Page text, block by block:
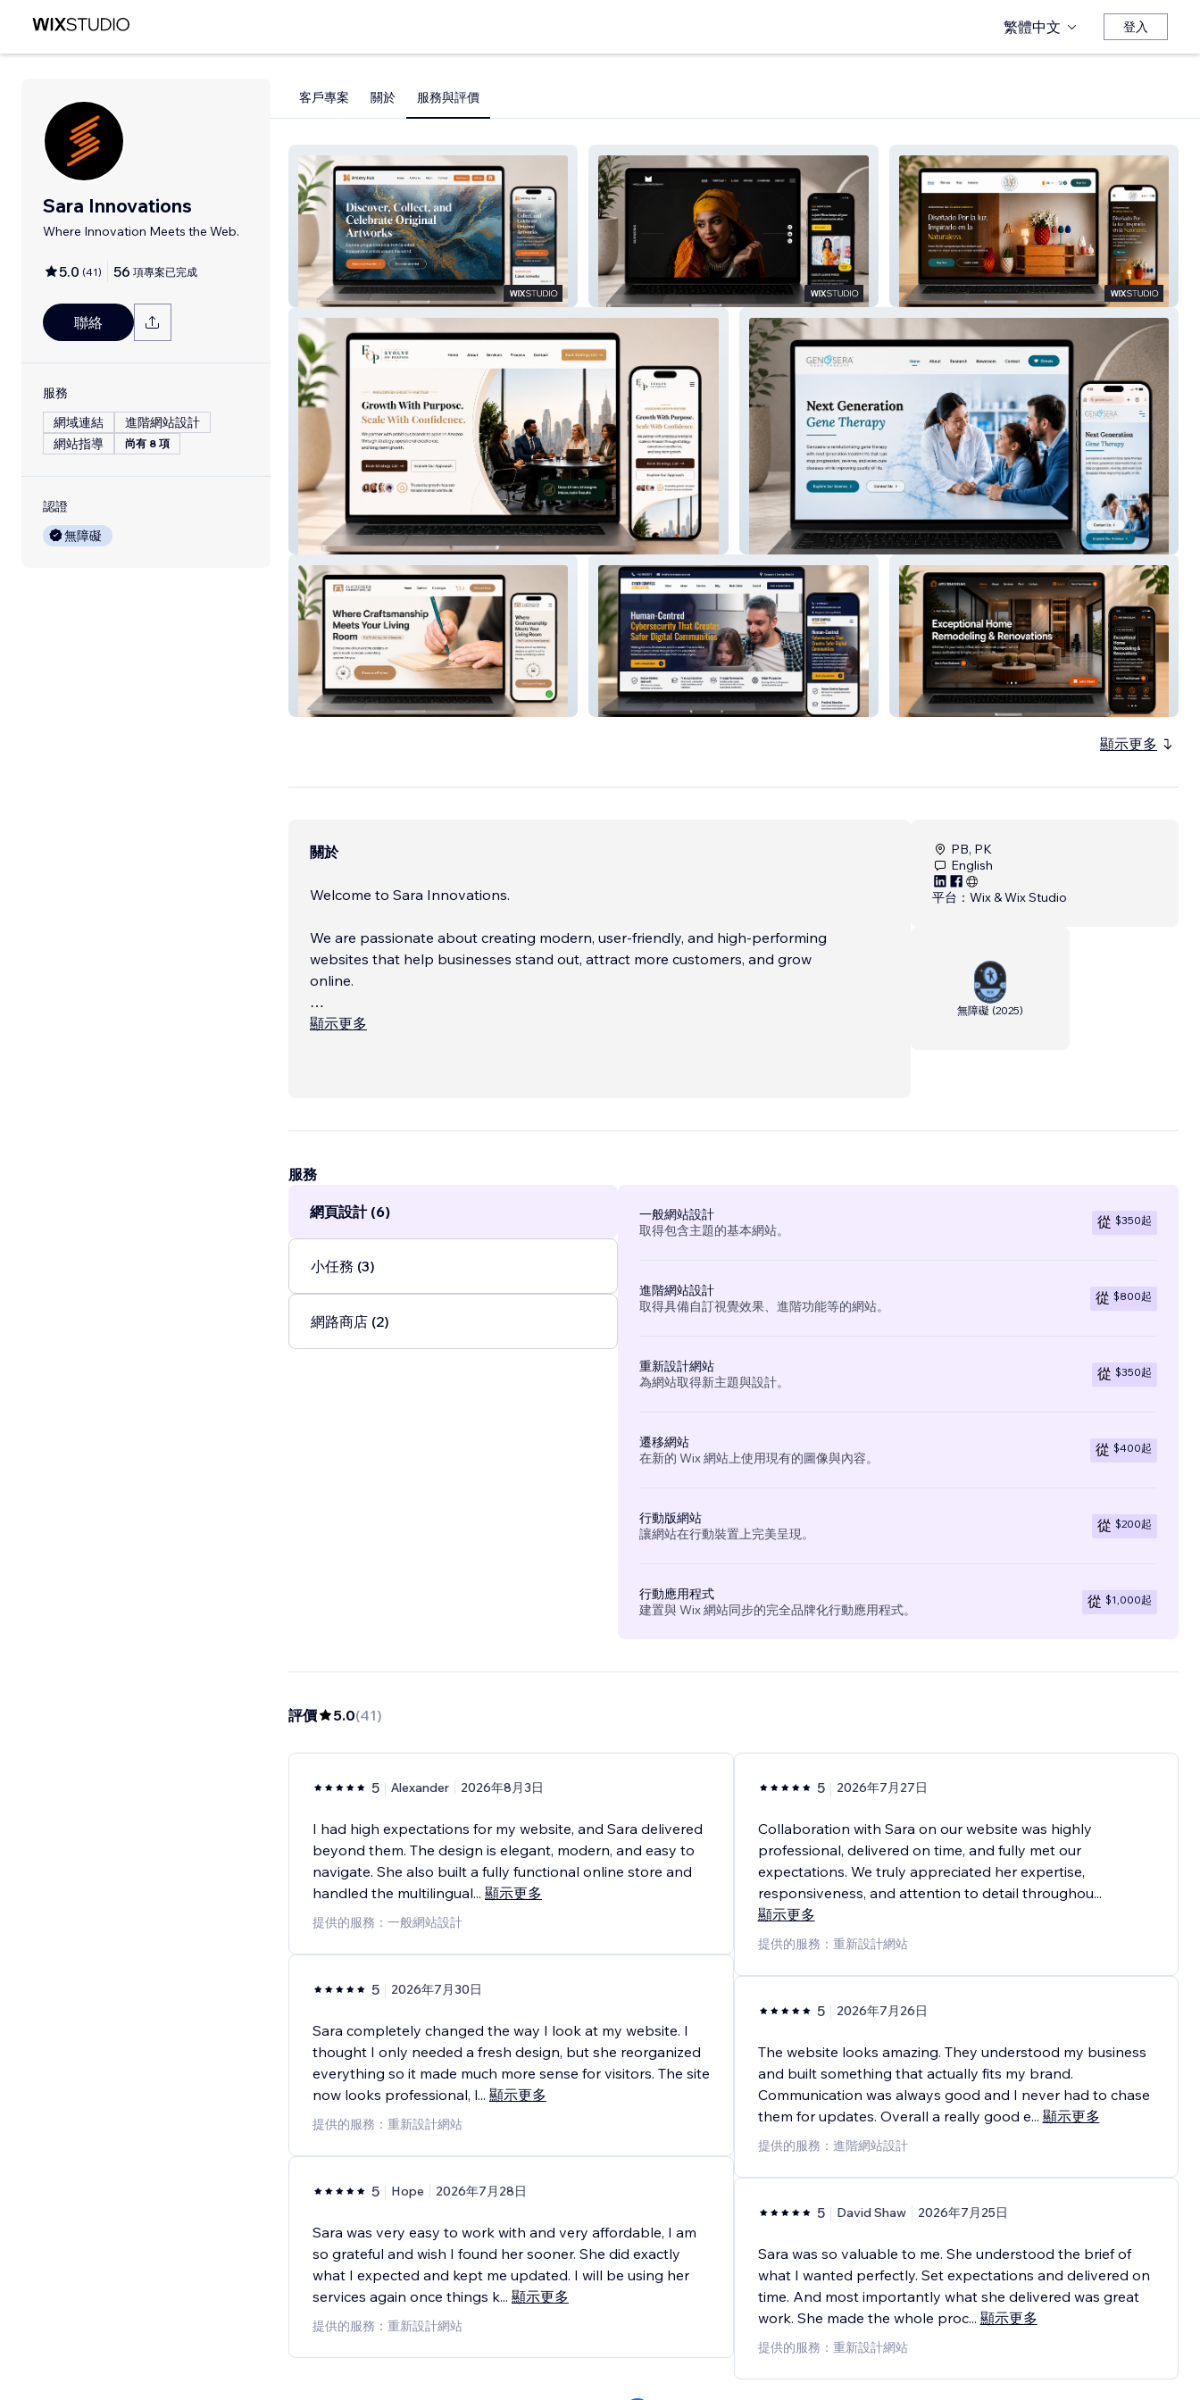
繁體中文 登入
Sara Innovations
Where Innovation Meets the Web.
5.0 (41) 56 項專案已完成
聯絡
服務
網域連結
進階網站設計
網站指導
尚有 8 項
認證
無障礙
客戶專案 關於 服務與評價
Artistry-Hub Lujain Mirza Photography 3D Atelier Mallorca
EVOLVE ON PURPOSE Genosera
Custom TV Units Cyber Compass Consulting Apex Remodeling
顯示更多
關於
Welcome to Sara Innovations.
We are passionate about creating modern, user-friendly, and high-performing
websites that help businesses stand out, attract more customers, and grow
online.
We specialize in:
顯示更多
PB, PK
English
平台： Wix & Wix Studio
無障礙 (2025)
服務
網頁設計 (6)
小任務 (3)
網路商店 (2)
一般網站設計
取得包含主題的基本網站。
從 $350起
進階網站設計
取得具備自訂視覺效果、進階功能等的網站。
從 $800起
重新設計網站
為網站取得新主題與設計。
從 $350起
遷移網站
在新的 Wix 網站上使用現有的圖像與內容。
從 $400起
行動版網站
讓網站在行動裝置上完美呈現。
從 $200起
行動應用程式
建置與 Wix 網站同步的完全品牌化行動應用程式。
從 $1,000起
評價 5.0(41)
5 Alexander 2026年8月3日
I had high expectations for my website, and Sara delivered
beyond them. The design is elegant, modern, and easy to
navigate. She also built a fully functional online store and
handled the multilingual... 顯示更多
提供的服務：一般網站設計
5 2026年7月30日
Sara completely changed the way I look at my website. I
thought I only needed a fresh design, but she reorganized
everything so it made much more sense for visitors. The site
now looks professional, l... 顯示更多
提供的服務：重新設計網站
5 Hope 2026年7月28日
Sara was very easy to work with and very affordable, I am
so grateful and wish I found her sooner. She did exactly
what I expected and kept me updated. I will be using her
services again once things k... 顯示更多
提供的服務：重新設計網站
5 2026年7月27日
Collaboration with Sara on our website was highly
professional, delivered on time, and fully met our
expectations. We truly appreciated her expertise,
responsiveness, and attention to detail throughou...
顯示更多
提供的服務：重新設計網站
5 2026年7月26日
The website looks amazing. They understood my business
and built something that actually fits my brand.
Communication was always good and I never had to chase
them for updates. Overall a really good e... 顯示更多
提供的服務：進階網站設計
5 David Shaw 2026年7月25日
Sara was so valuable to me. She understood the brief of
what I wanted perfectly. Set expectations and delivered on
time. And most importantly what she delivered was great
work. She made the whole proc... 顯示更多
提供的服務：重新設計網站